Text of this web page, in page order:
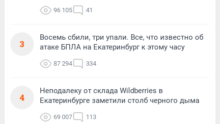
96 105 41
3
Восемь сбили, три упали. Все, что известно об
атаке БПЛА на Екатеринбург к этому часу
87 294 334
4
Неподалеку от склада Wildberries в
Екатеринбурге заметили столб черного дыма
69 007 113